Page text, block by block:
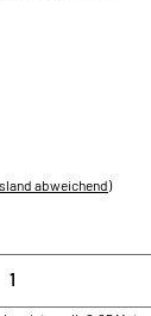
abweichend)